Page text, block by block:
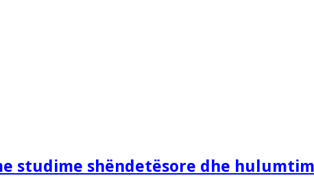
studime shëndetësore dhe